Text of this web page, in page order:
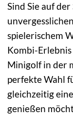
Sind Sie auf
spielerischem
Kombi-
Minigolf in der
perfekte Wahl
gleichzeitig
genießen